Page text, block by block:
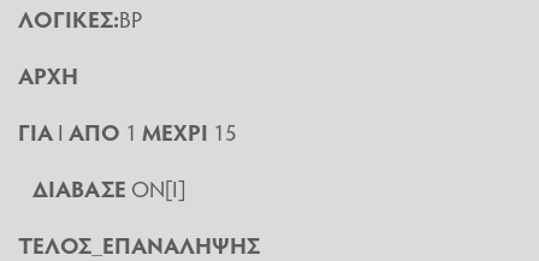
ΛΟΓΙΚΕΣ:ΒΡ
ΑΡΧΗ
ΓΙΑΙ ΑΠΟ 1 ΜΕΧΡΙ 15
ΔΙΑΒΑΣΕ ΟΝ[Ι]
ΤΕΛΟΣ_ΕΠΑΝΑΛΗΨΗΣ